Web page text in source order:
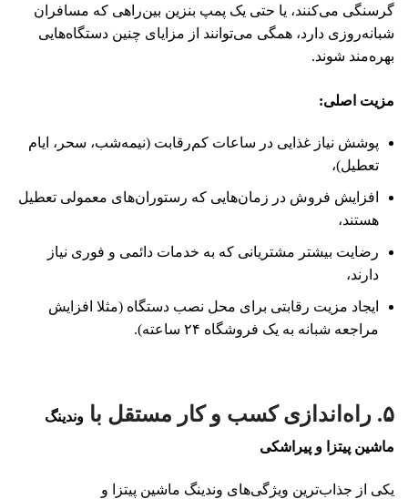
گرسنگی می‌کنند، یا حتی یک پمپ بنزین بین‌راهی که مسافران
شبانه‌روزی دارد، همگی می‌توانند از مزایای چنین دستگاه‌هایی
بهره‌مند شوند.
مزیت اصلی:
پوشش نیاز غذایی در ساعات کم‌رقابت (نیمه‌شب، سحر، ایام
تعطیل)،
افزایش فروش در زمان‌هایی که رستوران‌های معمولی تعطیل
هستند،
رضایت بیشتر مشتریانی که به خدمات دائمی و فوری نیاز
دارند،
ایجاد مزیت رقابتی برای محل نصب دستگاه (مثلا افزایش
مراجعه شبانه به یک فروشگاه ۲۴ ساعته).
۵. راه‌اندازی کسب ‌و کار مستقل با
وندینگ
ماشین‌ پیتزا و پیراشکی
یکی از جذاب‌ترین ویژگی‌های وندینگ ماشین‌ پیتزا و